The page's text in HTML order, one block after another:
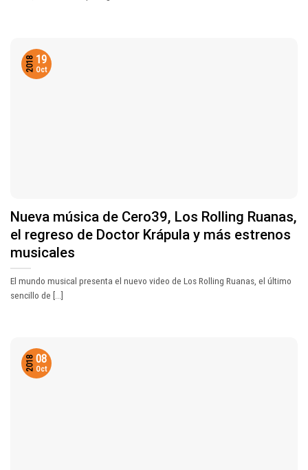
Nueva música de Cero39, Los Rolling Ruanas,
el regreso de Doctor Krápula y más estrenos
musicales
El mundo musical presenta el nuevo video de Los Rolling Ruanas, el último
sencillo de [...]
19
Oct
2018
08
Oct
2018